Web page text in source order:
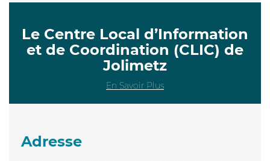
Le Centre Local d’Information
et de Coordination (CLIC) de
Jolimetz
En Savoir Plus
Adresse